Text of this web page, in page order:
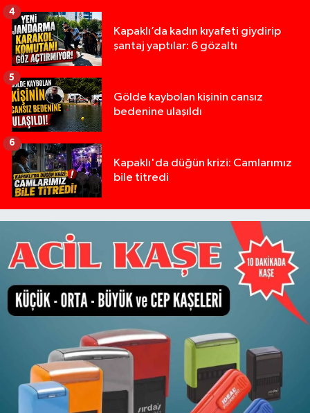
Kapaklı’da kadın kıyafeti giydirip
şantaj yaptılar: 6 gözaltı
4
Gölde kaybolan kişinin cansız
bedenine ulaşıldı
5
Kapaklı'da düğün krizi: Camlarımız
bile titredi
6